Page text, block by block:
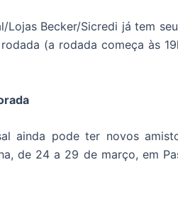
Lojas Becker/Sicredi já tem
(a rodada começa às
ainda pode ter novos
de 24 a 29 de março, em